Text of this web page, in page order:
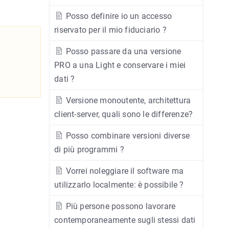
Posso definire io un accesso
riservato per il mio fiduciario ?
Posso passare da una versione
PRO a una Light e conservare i miei
dati ?
Versione monoutente, architettura
client-server, quali sono le differenze?
Posso combinare versioni diverse
di più programmi ?
Vorrei noleggiare il software ma
utilizzarlo localmente: è possibile ?
Più persone possono lavorare
contemporaneamente sugli stessi dati